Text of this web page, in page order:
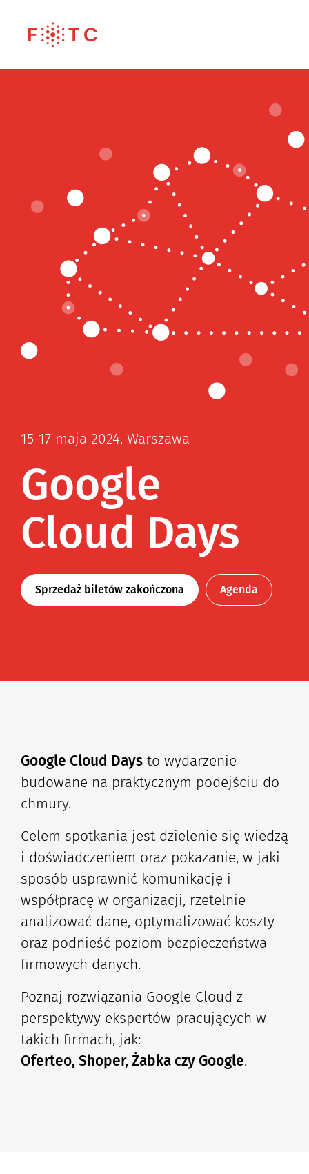
15-17 maja 2024, Warszawa
Google
Cloud Days
Sprzedaż biletów zakończona Agenda
Google Cloud Days to wydarzenie
budowane na praktycznym podejściu do
chmury.
Celem spotkania jest dzielenie się wiedzą
i doświadczeniem oraz pokazanie, w jaki
sposób usprawnić komunikację i
współpracę w organizacji, rzetelnie
analizować dane, optymalizować koszty
oraz podnieść poziom bezpieczeństwa
firmowych danych.
Poznaj rozwiązania Google Cloud z
perspektywy ekspertów pracujących w
takich firmach, jak:
Oferteo, Shoper, Żabka czy Google.